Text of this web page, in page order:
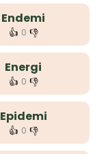
Endemi
👍 0 👎
Energi
👍 0 👎
Epidemi
👍 0 👎